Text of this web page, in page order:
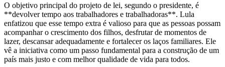
O objetivo principal do projeto de lei, segundo o presidente, é
**devolver tempo aos trabalhadores e trabalhadoras**. Lula
enfatizou que esse tempo extra é valioso para que as pessoas possam
acompanhar o crescimento dos filhos, desfrutar de momentos de
lazer, descansar adequadamente e fortalecer os laços familiares. Ele
vê a iniciativa como um passo fundamental para a construção de um
país mais justo e com melhor qualidade de vida para todos.